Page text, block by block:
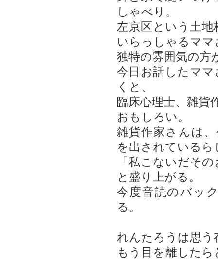
しゃべり。
左京区という土
いらっしゃるマ
独特の雰囲気の方
今日お話したマ
くと、
臨床心理士、雑貨
おもしろい。
雑貨作家さんは
を出されているら
「私こないだそ
と盛り上がる。
今度音読のバッ
る。
れんたろうは思う
もう目を離した